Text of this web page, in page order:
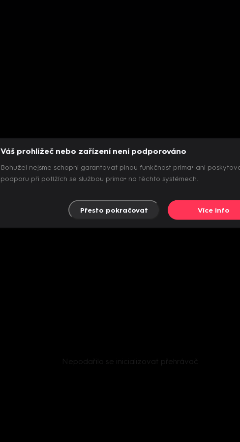
Nepodařilo se inicializovat přehrávač
Váš prohlížeč nebo zařízení není podporováno
Bohužel nejsme schopni garantovat plnou funkčnost prima+ ani
podporu při potížích se službou prima+ na těchto systémech.
Přesto pokračovat Více info